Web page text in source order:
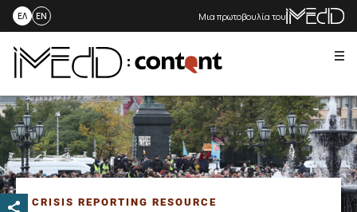
Skip
to
content
ΕΛ EN Μια πρωτοβουλία του
CRISIS REPORTING RESOURCE